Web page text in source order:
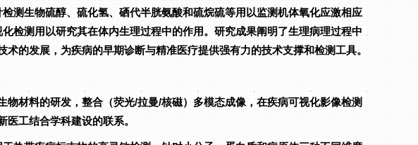
测生物硫醇、硫化氢、硒代半胱氨酸和硫烷硫等用以监测机体氧化应激相应
检测用以研究其在体内生理过程中的作用。研究成果阐明了生理病理过程中
的发展，为疾病的早期诊断与精准医疗提供强有力的技术支撑和检测工具。
材料的研发，整合（荧光/拉曼/核磁）多模态成像，在疾病可视化影像检测
工结合学科建设的联系。